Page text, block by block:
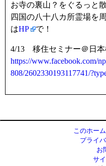
お寺の裏山？をぐるっと
四国の八十八カ所霊場を
はHP で！
4/13 移住セミナー＠日本
https://www.facebook.com/
808/2602330193117741/
このホー
プライ
お
サ